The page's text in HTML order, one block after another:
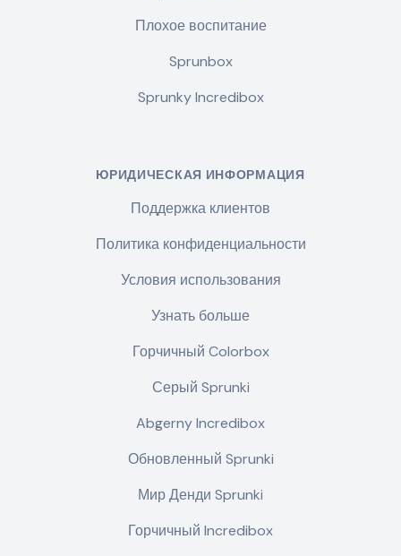
Плохое воспитание
Sprunbox
Sprunky Incredibox
ЮРИДИЧЕСКАЯ ИНФОРМАЦИЯ
Поддержка клиентов
Политика конфиденциальности
Условия использования
Узнать больше
Горчичный Colorbox
Серый Sprunki
Abgerny Incredibox
Обновленный Sprunki
Мир Денди Sprunki
Горчичный Incredibox